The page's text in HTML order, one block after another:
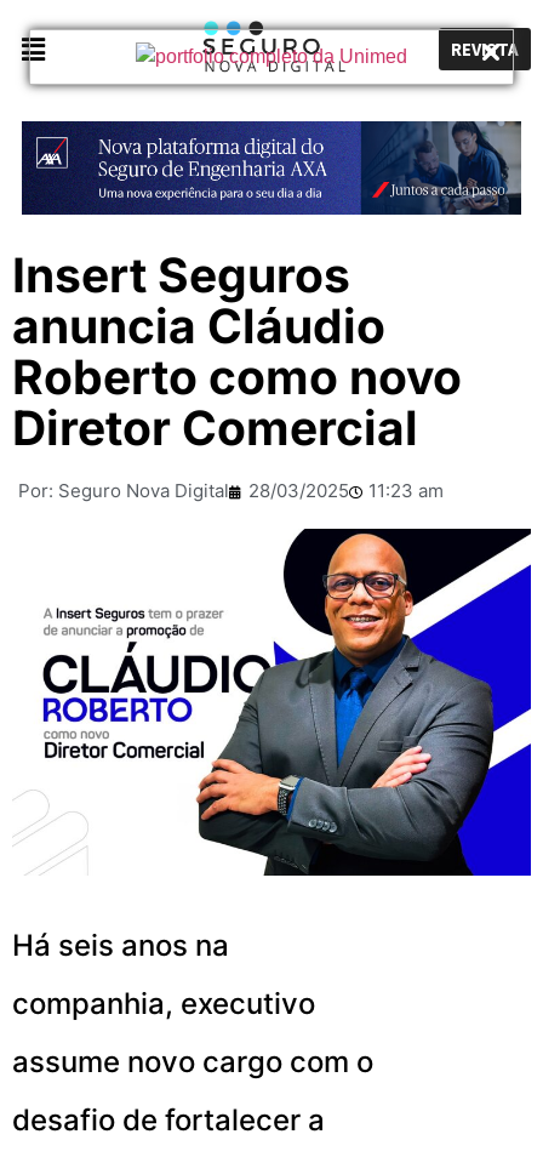
REVISTA
Insert Seguros
anuncia Cláudio
Roberto como novo
Diretor Comercial
Por: Seguro Nova Digital 28/03/2025 11:23 am
Há seis anos na
companhia, executivo
assume novo cargo com o
desafio de fortalecer a